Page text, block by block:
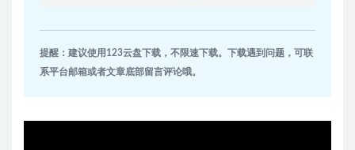
提醒：建议使用123云盘下载，不限速下载。下载遇到问题，可联
系平台邮箱或者文章底部留言评论哦。